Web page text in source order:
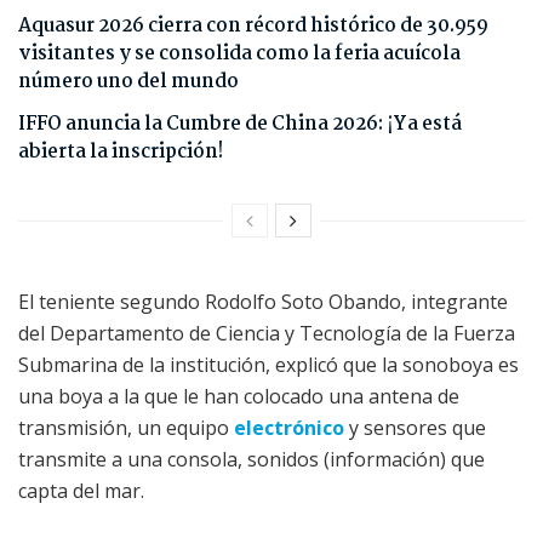
Aquasur 2026 cierra con récord histórico de 30.959
visitantes y se consolida como la feria acuícola
número uno del mundo
IFFO anuncia la Cumbre de China 2026: ¡Ya está
abierta la inscripción!
El teniente segundo Rodolfo Soto Obando, integrante
del Departamento de Ciencia y Tecnología de la Fuerza
Submarina de la institución, explicó que la sonoboya es
una boya a la que le han colocado una antena de
transmisión, un equipo electrónicoy sensores que
transmite a una consola, sonidos (información) que
capta del mar.